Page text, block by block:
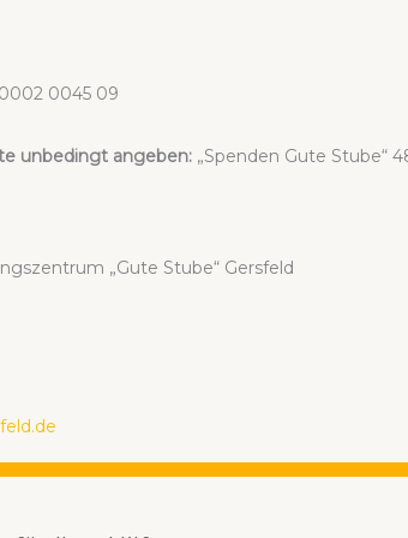
0045 09
unbe­dingt ange­ben:„Spen­den Gute Stu­be“
„Gute Stu­be“ Gers­feld